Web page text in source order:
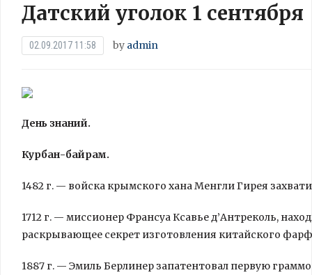
Датский уголок 1 сентября
02.09.2017 11:58 by admin
День знаний.
Курбан-байрам.
1482 г. — войска крымского хана Менгли Гирея
1712 г. — миссионер Франсуа Ксавье д’Антреколь,
раскрывающее секрет изготовления китайского
1887 г. — Эмиль Берлинер запатентовал первую